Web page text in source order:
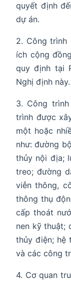
quyết định
dự án.
2. Công trình
ích cộng
quy định tại
Nghị định này.
3. Công
trình được
một hoặc
như: đường
thủy nội địa;
treo; đường
viễn thông,
thông thụ
cấp thoát
nen kỹ thuật;
thủy điện; hệ
và các công
4. Cơ quan